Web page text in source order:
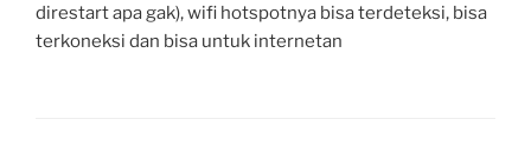
direstart apa gak), wifi hotspotnya bisa terdeteksi, bisa
terkoneksi dan bisa untuk internetan